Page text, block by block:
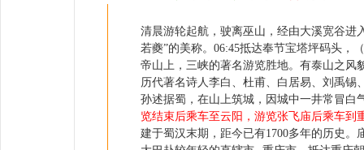
清晨游轮起航，驶离巫山，经由大溪宽谷进
若夔”的美称。 06:45抵达奉节宝塔坪码头，（
帝山上，三峡的著名游览胜地。有泰山之风
历代著名诗人李白 、 杜甫、 白居易、 刘禹锡
孙述据蜀，在山上筑城，因城中一井常冒白
览结束后乘车至云阳，游览张飞庙后乘车到
建于蜀汉末期，距今已有1700多年的历史